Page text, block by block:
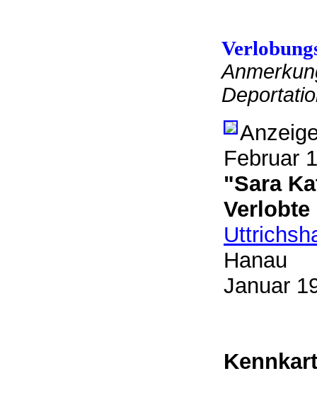
Februar
"Sara
Verlobte
Hanau
Januar